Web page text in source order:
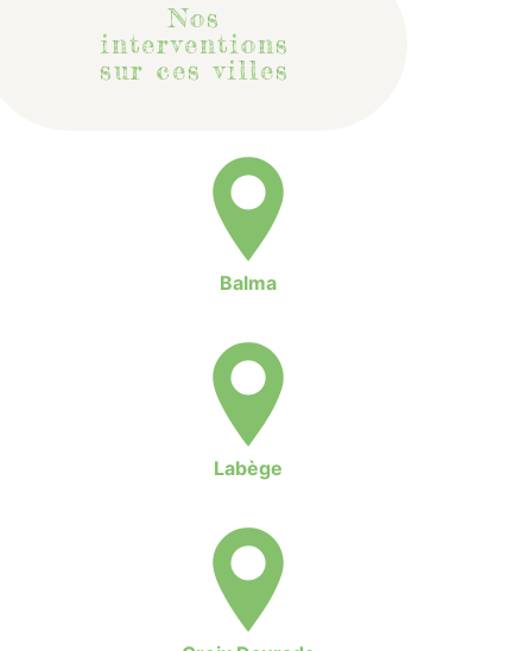
Nos
interventions
sur ces villes
Balma
Labège